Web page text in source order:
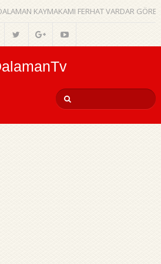
KAYMAKAMI FERHAT VARDAR